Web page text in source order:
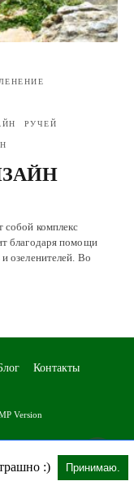
РУЧЕЙ
собой комплекс
благодаря помощи
озеленителей. Во
Контакты
Version
:) Принимаю.